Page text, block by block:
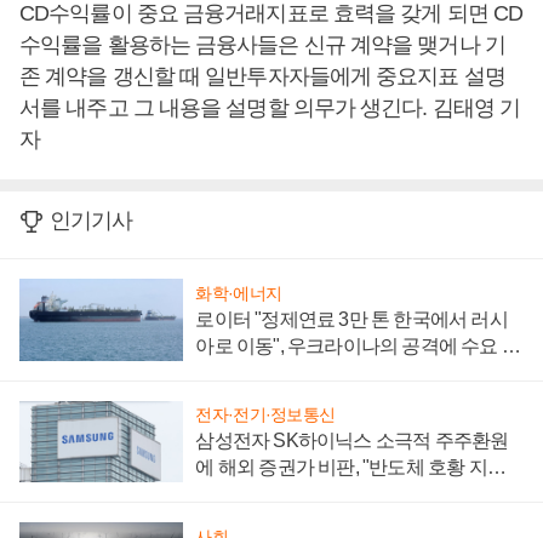
CD수익률이 중요 금융거래지표로 효력을 갖게 되면 CD
수익률을 활용하는 금융사들은 신규 계약을 맺거나 기
존 계약을 갱신할 때 일반투자자들에게 중요지표 설명
서를 내주고 그 내용을 설명할 의무가 생긴다. 김태영 기
자
인기기사
화학·에너지
로이터 "정제연료 3만 톤 한국에서 러시
아로 이동", 우크라이나의 공격에 수요 늘
전자·전기·정보통신
삼성전자 SK하이닉스 소극적 주주환원
에 해외 증권가 비판, "반도체 호황 지속